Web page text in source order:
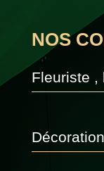
NOS
Fleuriste ,